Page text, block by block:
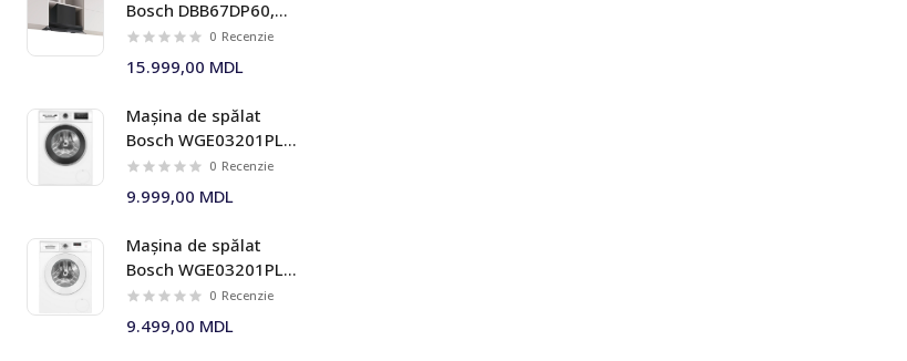
Bosch DBB67DP60,
699 m³/h, 60 cm,
negru mat, Seria I 6
0 Recenzie
15.999,00 MDL
Mașina de spălat
Bosch WGE03201PL 8
kg 1200 rpm Seria I 4
0 Recenzie
9.999,00 MDL
Mașina de spălat
Bosch WGE03201PL 8
kg 1200 rpm Seria I 2
0 Recenzie
9.499,00 MDL